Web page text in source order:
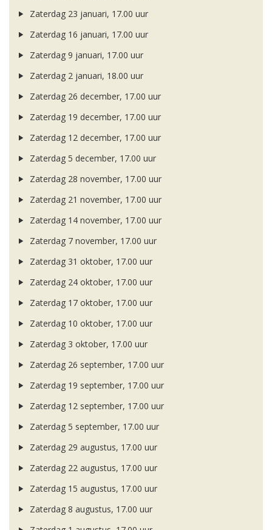
Zaterdag 23 januari, 17.00 uur
Zaterdag 16 januari, 17.00 uur
Zaterdag 9 januari, 17.00 uur
Zaterdag 2 januari, 18.00 uur
Zaterdag 26 december, 17.00 uur
Zaterdag 19 december, 17.00 uur
Zaterdag 12 december, 17.00 uur
Zaterdag 5 december, 17.00 uur
Zaterdag 28 november, 17.00 uur
Zaterdag 21 november, 17.00 uur
Zaterdag 14 november, 17.00 uur
Zaterdag 7 november, 17.00 uur
Zaterdag 31 oktober, 17.00 uur
Zaterdag 24 oktober, 17.00 uur
Zaterdag 17 oktober, 17.00 uur
Zaterdag 10 oktober, 17.00 uur
Zaterdag 3 oktober, 17.00 uur
Zaterdag 26 september, 17.00 uur
Zaterdag 19 september, 17.00 uur
Zaterdag 12 september, 17.00 uur
Zaterdag 5 september, 17.00 uur
Zaterdag 29 augustus, 17.00 uur
Zaterdag 22 augustus, 17.00 uur
Zaterdag 15 augustus, 17.00 uur
Zaterdag 8 augustus, 17.00 uur